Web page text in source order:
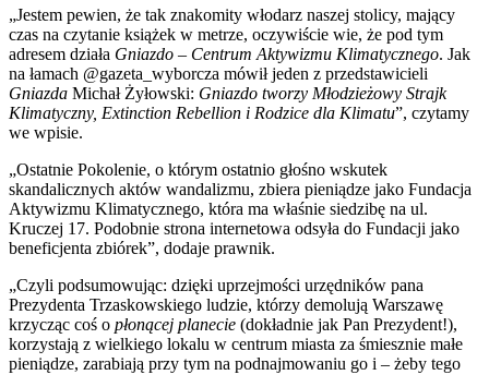
„Jestem pewien, że tak znakomity włodarz naszej stolicy, mający
czas na czytanie książek w metrze, oczywiście wie, że pod tym
adresem działa Gniazdo – Centrum Aktywizmu Klimatycznego. Jak
na łamach @gazeta_wyborcza mówił jeden z przedstawicieli
Gniazda Michał Żyłowski: Gniazdo tworzy Młodzieżowy Strajk
Klimatyczny, Extinction Rebellion i Rodzice dla Klimatu”, czytamy
we wpisie.
„Ostatnie Pokolenie, o którym ostatnio głośno wskutek
skandalicznych aktów wandalizmu, zbiera pieniądze jako Fundacja
Aktywizmu Klimatycznego, która ma właśnie siedzibę na ul.
Kruczej 17. Podobnie strona internetowa odsyła do Fundacji jako
beneficjenta zbiórek”, dodaje prawnik.
„Czyli podsumowując: dzięki uprzejmości urzędników pana
Prezydenta Trzaskowskiego ludzie, którzy demolują Warszawę
krzycząc coś o płonącej planecie (dokładnie jak Pan Prezydent!),
korzystają z wielkiego lokalu w centrum miasta za śmiesznie małe
pieniądze, zarabiają przy tym na podnajmowaniu go i – żeby tego